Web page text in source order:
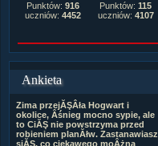
Punktów: 916
uczniów: 4452
Punktów: 115
uczniów: 4107
Ankieta
Zima przejĂŞÂła Hogwart i
okolice, Âśnieg mocno sypie, ale
to CiĂŞ nie powstrzyma przed
robieniem planĂłw. Zastanawiasz
siĂŞ, co ciekawego moÂżna